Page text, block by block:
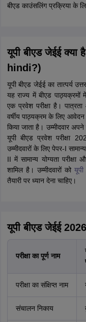
बीएड काउंसलिंग प्रक्रिया के
यूपी बीएड जेईई
hindi?)
यूपी बीएड जेईई का तात्पर्य
यह राज्य में बीएड पाठ्यक्रमों
एक प्रवेश परीक्षा है।
वर्षीय पाठ्यक्रम के लिए
किया जाता है। उम्मीदवार
यूपी बीएड प्रवेश परीक्षा
उम्मीदवारों के लिए पेपर-I
II में सामान्य योग्यता
शामिल है। उम्मीदवारों को
तैयारी पर ध्यान देना चाहिए।
यूपी बीएड जेईई
परीक्षा का पूर्ण नाम
परीक्षा का संक्षिप्त नाम
संचालन निकाय